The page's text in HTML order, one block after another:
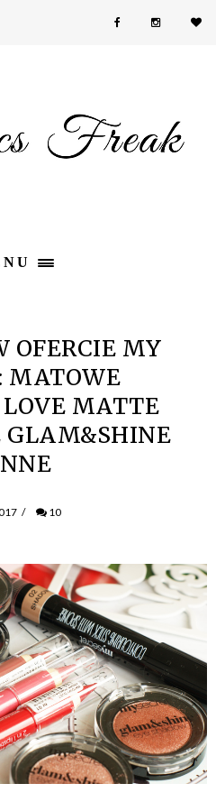
OFERCIE MY
MATOWE
MATTE
GLAM&SHINE
/ 10